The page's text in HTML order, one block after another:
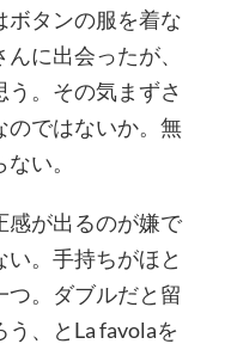
ボタンの服を着な
に出会ったが、
。その気まずさ
のではないか。無
い。
感が出るのが嫌で
。手持ちがほと
つ。ダブルだと留
、とLa favolaを